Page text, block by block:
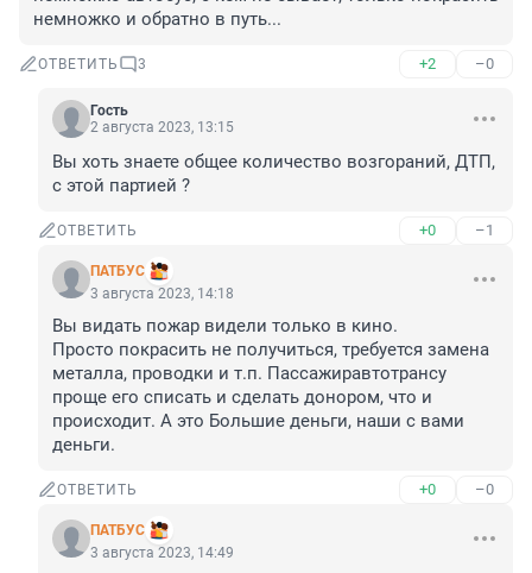
немножко и обратно в путь...
ОТВЕТИТЬ 3 +2 –0
Гость
2 августа 2023, 13:15
Вы хоть знаете общее количество возгораний, ДТП,
с этой партией ?
ОТВЕТИТЬ +0 –1
ПАТБУС
3 августа 2023, 14:18
Вы видать пожар видели только в кино.
Просто покрасить не получиться, требуется замена
металла, проводки и т.п. Пассажиравтотрансу
проще его списать и сделать донором, что и
происходит. А это Большие деньги, наши с вами
деньги.
ОТВЕТИТЬ +0 –0
ПАТБУС
3 августа 2023, 14:49